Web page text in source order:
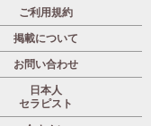
ご利用規約
掲載について
お問い合わせ
日本人
セラピスト